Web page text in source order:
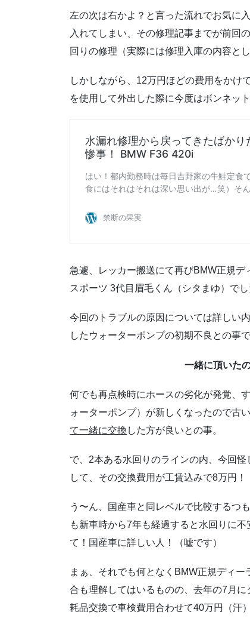
左の次は右かよ？と言った流れでお気に
入れてしまい、その修理記事までが前回
回りの修理（実際には修理入庫の内容と
しかしながら、12万円ほどの費用をかけ
を使用して外出した際に今度はボンネッ
急遽、レッカー搬送にて再びBMW正規
スポーツ 3代目眉毛くん（シタまゆ）で
今回のトラブルの原因については詳しい
したウォーターポンプの初期不良との事
一緒に頂いた
何でも再点検時にホースの劣化が発覚、
ォーターポンプ）が新しくなったので古
て一緒に交換 した方が良いとの事。
で、2本ある水回りのラインの内、今回
して、その交換費用が工賃込みで8万円！
う〜ん、国産車と同レベルで比較するつ
も新車時から7年も経過すると水回りに
て！国産車に詳しい人！（嘘です）
まぁ、それでも何となくBMW正規ディ
合も理解してはいるものの、去年の7月
耗品交換で車検費用合わせて40万円（汗）